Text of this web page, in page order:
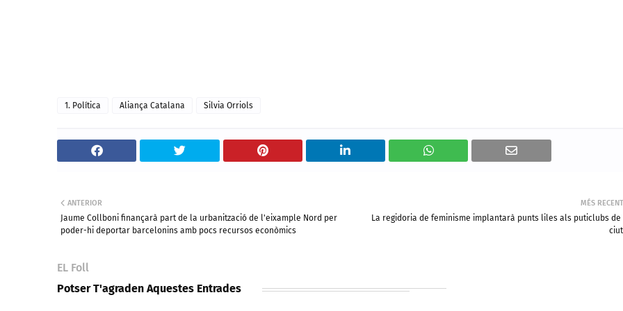
1. Política Aliança Catalana Silvia Orriols
MÉS RECENT
La regidoria de feminisme implantarà punts liles als puticlubs de
ANTERIOR
Jaume Collboni finançarà part de la urbanització de l'eixample Nord per
poder-hi deportar barcelonins amb pocs recursos econòmics
EL Foll
Potser T'agraden Aquestes Entrades